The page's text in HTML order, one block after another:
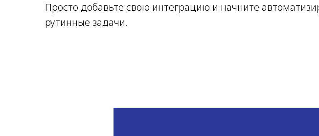
Просто добавьте свою интеграцию и начните
рутинные задачи.